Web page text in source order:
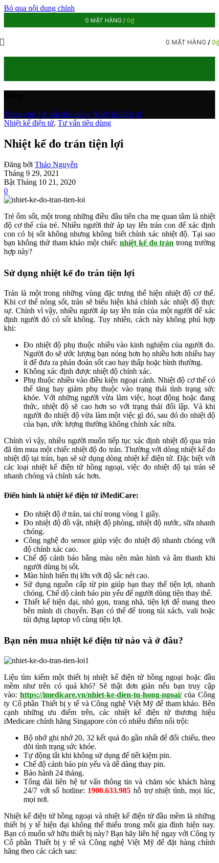
Bỏ qua nội dung chính
0 MẶT HÀNG / 0₫
0 MẶT HÀNG /0
Trang chủ Tư vấn tiêu dùng Nhiệt kế điện tử
Nhiệt kế điện tử, Tư vấn tiêu dùng
Nhiệt kế đo trán tiện lợi
Đăng bởi Thảo Nguyễn
Tháng 9 29, 2021
Bật Tháng 10 21, 2020
0
Trẻ ốm sốt, một trong những điều đầu tiên cha mẹ quan tâm là nhiệt
độ cơ thể của trẻ. Nhiều người thử áp tay lên trán con để xác định
con có bị sốt không nhưng không biết chính xác nhiệt độ. Tại sao
bạn không thử tham khảo một chiếc nhiệt kế đo trán trong trường
hợp này?
Sử dụng nhiệt kế đo trán tiện lợi
Trán là một trong những vùng đặc trưng thể hiện nhiệt độ cơ thể.
Khi cơ thể nóng sốt, trán sẽ biểu hiện khá chính xác nhiệt độ thực
sự. Chính vì vậy, nhiều người áp tay lên trán của một người để xác
định người đó có sốt không. Tuy nhiên, cách này không phú hợp
khi:
Đo nhiệt độ phụ thuộc nhiều vào kinh nghiệm của người đo.
Người đo sẽ ước lượng bạn nóng hơn họ nhiều hơn nhiều hay
ít để đưa ra phán đoán sốt cao hay thấp hoặc bình thường.
Không xác định được nhiệt độ chính xác.
Phụ thuộc nhiều vào điều kiện ngoại cảnh. Nhiệt độ cơ thể có
thể tăng hay giảm phụ thuộc vào trạng thái tình trạng sức
khỏe. Với những người vừa làm việc, hoạt động hoặc đang
thức, nhiệt độ sẽ cao hơn so với trạng thái đối lập. Và khi
người đo nhiệt độ vừa làm một việc gì đó, sau đó do nhiệt độ
của bạn, ước lượng thường không chính xác nữa.
Chính vì vậy, nhiều người muốn tiếp tục xác định nhiệt độ qua trán
đã tìm mua một chiếc nhiệt độ đo trán. Thường với dòng nhiệt kế đo
nhiệt độ tại trán, bạn sẽ sử dụng dòng nhiệt kế điện tử. Đặc biệt với
các loại nhiệt kế điện tử hồng ngoại, việc đo nhiệt độ tại trán sẽ
nhanh chóng và chính xác hơn.
Điển hình là nhiệt kế điện tử iMediCare:
Đo nhiệt độ ở trán, tai chỉ trong vòng 1 giây.
Đo nhiệt độ đồ vật, nhiệt độ phòng, nhiệt độ nước, sữa nhanh
chóng.
Công nghệ đo sensor giúp việc đo nhiệt độ nhanh chóng với
độ chính xác cao.
Chế độ cảnh báo bằng màu nên màn hình và âm thanh khi
người dùng bị sốt.
Màn hình hiển thị lớn với độ sắc nét cao.
Sử dụng nguồn cấp từ pin giúp bạn thay thế tiện lợi, nhanh
chóng. Chế dộ cảnh báo pin yếu để người dùng tiện thay thế.
Thiết kế hiện đại, nhỏ gọn, trang nhã, tiện lợi để mang theo
bên mình di chuyển. Bạn có thể để trong túi xách, vali hoặc
túi đựng laptop vô cùng tiện lợi.
Bạn nên mua nhiệt kế điện tử nào và ở đâu?
Liệu tìm kiếm một thiết bị nhiệt kế điện tử hồng ngoại hoặc đầu
mềm như trên có quá khó? Sẽ thật đơn giản nếu bạn truy cập
vào: https://imedicare.vn/nhiet-ke-dien-tu-hong-ngoai/ của Công
ty Cổ phần Thiết bị y tế và Công nghệ Việt Mỹ để tham khảo. Bên
cạnh những ưu điểm trên, các nhiệt kế điện tử thương hiệu
iMedicare chính hãng Singapore còn có nhiều điểm nổi trội:
Bộ nhớ ghi nhớ 20, 32 kết quả đo gần nhất để đối chiếu, theo
dõi tình trạng sức khỏe.
Tự động tắt khi không sử dụng để tiết kiệm pin.
Chế độ cảnh báo pin yếu và dễ dàng thay pin.
Bảo hành 24 tháng.
Tổng đài liên hệ tư vấn thông tin và chăm sóc khách hàng
24/7 với số hotline: 1900.633.985 hỗ trợ nhiệt tình, mọi lúc,
mọi nơi.
Nhiệt kế điện tử hồng ngoại và nhiệt kế điện tử đầu mềm là những
thiết bị y tế hiện đại không thể thiếu trong mỗi gia đình hiện nay.
Bạn có muốn sở hữu thiết bị này? Bạn hãy liên hệ ngay với Công ty
Cổ phần Thiết bị y tế và Công nghệ Việt Mỹ để đặt hàng chính
hãng theo các cách sau: